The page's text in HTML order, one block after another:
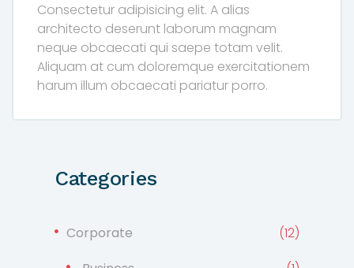
Consectetur adipisicing elit. A alias
architecto deserunt laborum magnam
neque obcaecati qui saepe totam velit.
Aliquam at cum doloremque exercitationem
harum illum obcaecati pariatur porro.
Categories
Corporate
(12)